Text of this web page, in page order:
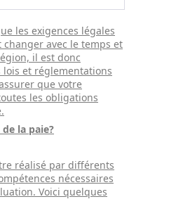
les exigences légales
avec le temps et
il est donc
et réglementations
que votre
les obligations
la paie?
réalisé par différents
nécessaires
Voici quelques